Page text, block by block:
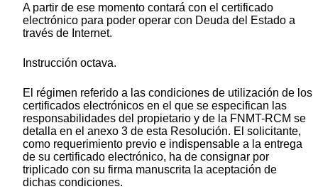
A partir de ese momento contará con el certificado
electrónico para poder operar con Deuda del Estado a
través de Internet.
Instrucción octava.
El régimen referido a las condiciones de utilización de los
certificados electrónicos en el que se especifican las
responsabilidades del propietario y de la FNMT-RCM se
detalla en el anexo 3 de esta Resolución. El solicitante,
como requerimiento previo e indispensable a la entrega
de su certificado electrónico, ha de consignar por
triplicado con su firma manuscrita la aceptación de
dichas condiciones.